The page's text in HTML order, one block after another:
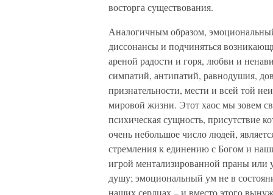
восторга существования.
Аналогичным образом,
диссонансы и подчиняться
ареной радости и горя, любви и
симпатий, антипатий, равнодушия,
признательности, мести и всей той
мировой жизни. Этот хаос мы зовем
психическая сущность, присутствие
очень небольшое число людей,
стремления к единению с Богом и
игрой ментализированной праны
душу; эмоциональный ум не в
наших сердцах – и вместо этого